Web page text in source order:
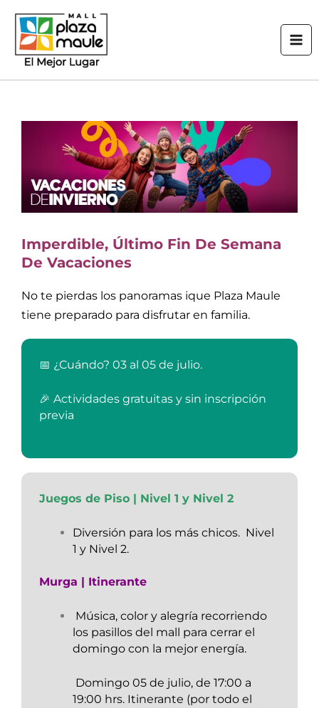
contenido
Imperdible, Último Fin De Semana
De Vacaciones
No te pierdas los panoramas ique Plaza Maule
tiene preparado para disfrutar en familia.
📅 ¿Cuándo? 03 al 05 de julio.
🎉 Actividades gratuitas y sin inscripción
previa
Juegos de Piso | Nivel 1 y Nivel 2
Diversión para los más chicos. Nivel
1 y Nivel 2.
Murga | Itinerante
Música, color y alegría recorriendo
los pasillos del mall para cerrar el
domingo con la mejor energía.
Domingo 05 de julio, de 17:00 a
19:00 hrs. Itinerante (por todo el